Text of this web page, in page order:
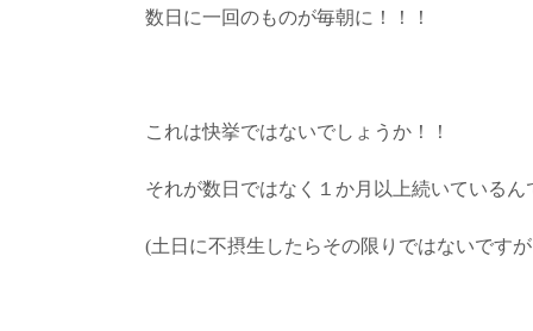
数日に一回のものが毎朝に！！！
これは快挙ではないでしょうか！！
それが数日ではなく１か月以上続いているん
(土日に不摂生したらその限りではないです